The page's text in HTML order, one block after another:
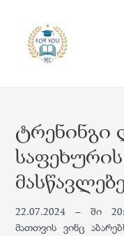
content
ტრენინგი
საფეხურის
22.07.2024 – ში
მათთვის ვინც